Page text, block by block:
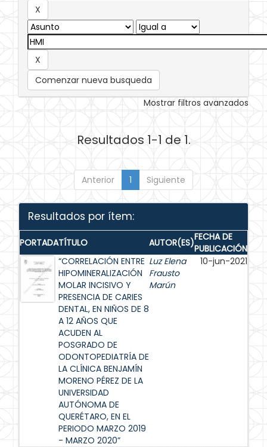
Comenzar nueva busqueda
Mostrar filtros avanzados
Resultados 1-1 de 1.
Anterior 1 Siguiente
Resultados por ítem:
PORTADATÍTULO AUTOR(ES)FECHA DE
PUBLICACIÓN
“CORRELACIÓN ENTRE
HIPOMINERALIZACIÓN
MOLAR INCISIVO Y
PRESENCIA DE CARIES
DENTAL, EN NIÑOS DE 8
A 12 AÑOS QUE
ACUDEN AL
POSGRADO DE
ODONTOPEDIATRÍA DE
LA CLÍNICA BENJAMÍN
MORENO PÉREZ DE LA
UNIVERSIDAD
AUTÓNOMA DE
QUERÉTARO, EN EL
PERIODO MARZO 2019
- MARZO 2020”
Luz Elena
Frausto
Marún
10-jun-2021